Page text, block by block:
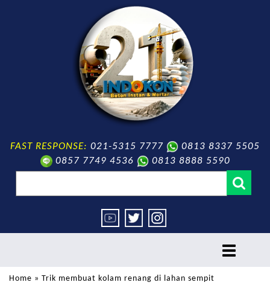
FAST RESPONSE: 021-5315 7777
0813 8337 5505
0857 7749 4536
0813 8888 5590
toggle
Home » Trik membuat kolam renang di lahan sempit